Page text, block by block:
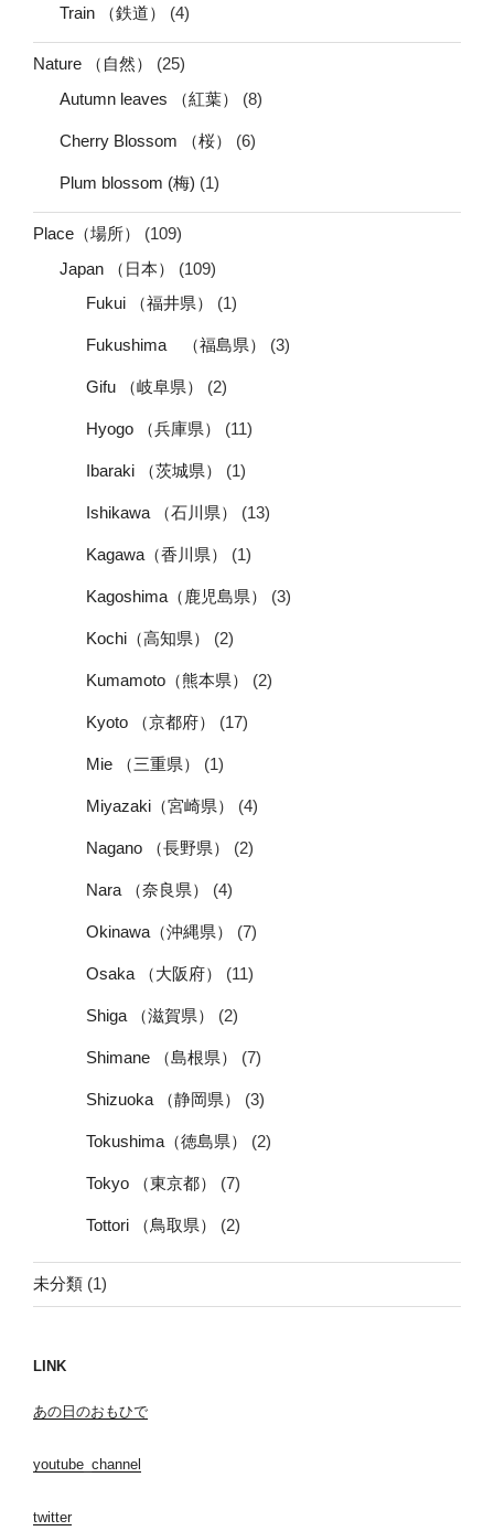
Train （鉄道） (4)
Nature （自然）
(25)
Autumn leaves （紅葉）
(8)
Cherry Blossom （桜） (6)
Plum blossom (梅) (1)
Place（場所）
(109)
Japan （日本）
(109)
Fukui （福井県）
(1)
Fukushima （福島県） (3)
Gifu （岐阜県） (2)
Hyogo （兵庫県） (11)
Ibaraki （茨城県） (1)
Ishikawa （石川県） (13)
Kagawa（香川県） (1)
Kagoshima（鹿児島県） (3)
Kochi（高知県） (2)
Kumamoto（熊本県） (2)
Kyoto （京都府） (17)
Mie （三重県） (1)
Miyazaki（宮崎県） (4)
Nagano （長野県） (2)
Nara （奈良県） (4)
Okinawa（沖縄県） (7)
Osaka （大阪府） (11)
Shiga （滋賀県） (2)
Shimane （島根県） (7)
Shizuoka （静岡県） (3)
Tokushima（徳島県） (2)
Tokyo （東京都） (7)
Tottori （鳥取県） (2)
未分類 (1)
LINK
あの日のおもひで
youtube_channel
twitter